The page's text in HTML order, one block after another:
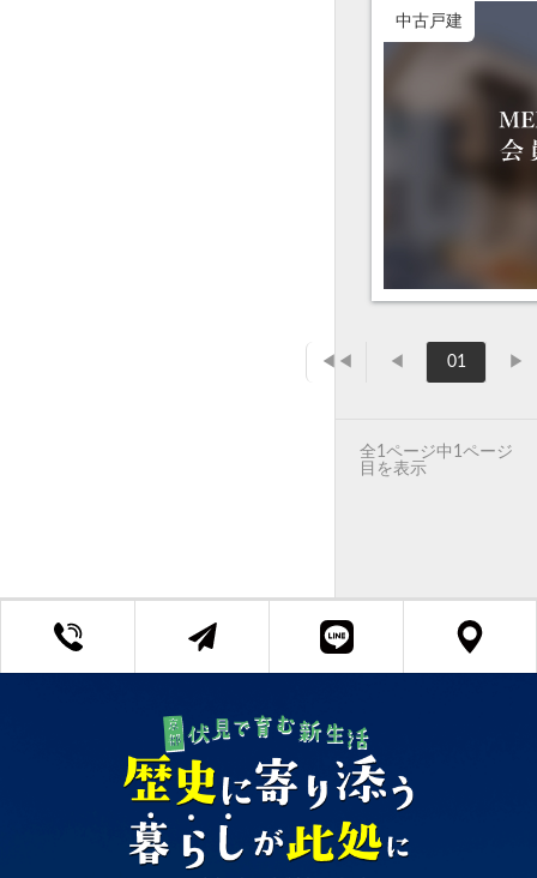
中古戸建
◀◀ ◀ 01 ▶
全1ページ中1ページ
目を表示
京都府知事 (3) 第13382号
Copyright ©リビング All Rights Reserved.